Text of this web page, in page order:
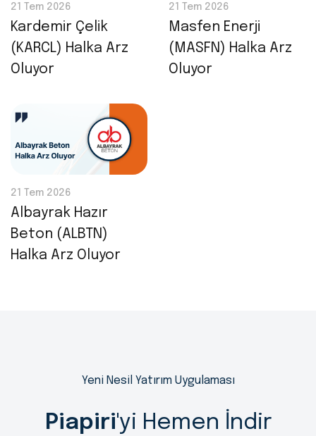
21 Tem 2026
Kardemir Çelik
(KARCL) Halka Arz
Oluyor
21 Tem 2026
Masfen Enerji
(MASFN) Halka Arz
Oluyor
21 Tem 2026
Albayrak Hazır
Beton (ALBTN)
Halka Arz Oluyor
Yeni Nesil Yatırım Uygulaması
Piapiri'yi Hemen İndir